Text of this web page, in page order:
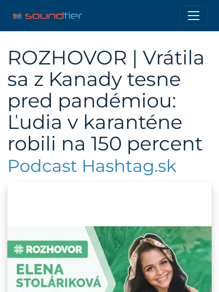
ROZHOVOR | Vrátila
sa z Kanady tesne
pred pandémiou:
Ľudia v karanténe
robili na 150 percent
Podcast Hashtag.sk